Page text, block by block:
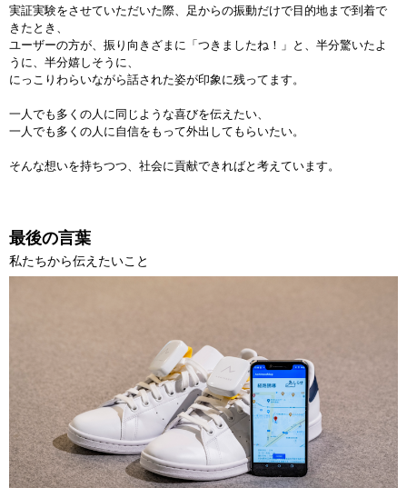
実証実験をさせていただいた際、足からの振動だけで目的地まで到着で
きたとき、
ユーザーの方が、振り向きざまに「つきましたね！」と、半分驚いたよ
うに、半分嬉しそうに、
にっこりわらいながら話された姿が印象に残ってます。
一人でも多くの人に同じような喜びを伝えたい、
一人でも多くの人に自信をもって外出してもらいたい。
そんな想いを持ちつつ、社会に貢献できればと考えています。
最後の言葉
私たちから伝えたいこと